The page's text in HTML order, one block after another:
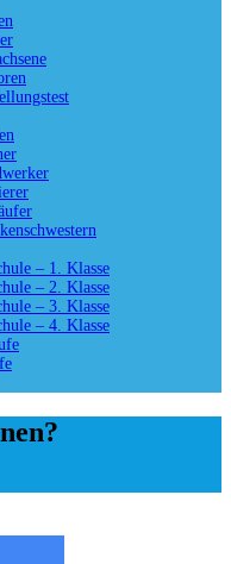
– 1. Klasse
– 2. Klasse
– 3. Klasse
– 4. Klasse